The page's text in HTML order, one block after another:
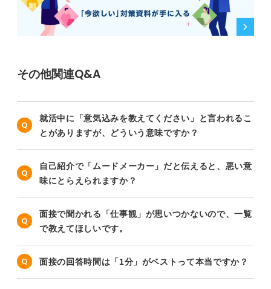
その他関連Q&A
就活中に「意気込みを教えてください」と言われるこ
とがありますが、どういう意味ですか？
自己紹介で「ムードメーカー」だと伝えると、悪い意
味にとらえられますか？
面接で聞かれる「仕事観」が思いつかないので、一覧
で教えてほしいです。
面接の回答時間は「1分」がベストって本当ですか？